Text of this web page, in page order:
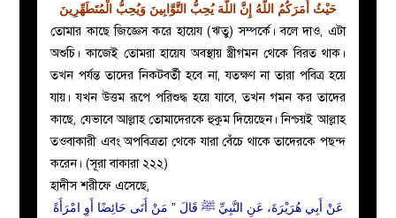
প্রশ্ন
করুন
حَيْثُ أَمَرَكُمُ اللّهُ إِنَّ اللّهَ يُحِبُّ التَّوَّابِينَ وَيُحِبُّ الْمُتَطَهِّرِينَ
তোমার কাছে জিজ্ঞেস করে হায়েয (ঋতু) সম্পর্কে। বলে দাও, এটা
অশুচি। কাজেই তোমরা হায়েয অবস্থায় স্ত্রীগমন থেকে বিরত থাক।
তখন পর্যন্ত তাদের নিকটবর্তী হবে না, যতক্ষণ না তারা পবিত্র হয়ে
যায়। যখন উত্তম রূপে পরিশুদ্ধ হয়ে যাবে, তখন গমন কর তাদের
কাছে, যেভাবে আল্লাহ তোমাদেরকে হুকুম দিয়েছেন। নিশ্চয়ই আল্লাহ
তওবাকারী এবং অপবিত্রতা থেকে যারা বেঁচে থাকে তাদেরকে পছন্দ
করেন। (সূরা বাকারা ২২২)
হাদীস শরীফে এসেছে,
عَنْ أَبِي هُرَيْرَةَ، عَنِ النَّبِيِّ ﷺ قَالَ ‏”‏ مَنْ أَتَى حَائِضًا أَوِ امْرَأَةً